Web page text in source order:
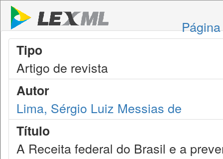
Tipo
Artigo de revista
Autor
Lima, Sérgio Luiz Messias de
Título
A Receita federal do Brasil e a